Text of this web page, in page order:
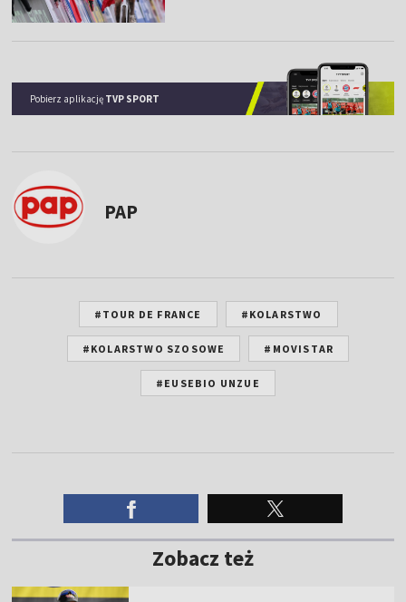
Pobierz aplikację TVP SPORT
PAP
#TOUR DE FRANCE #KOLARSTWO
#KOLARSTWO SZOSOWE #MOVISTAR
#EUSEBIO UNZUE
Zobacz też